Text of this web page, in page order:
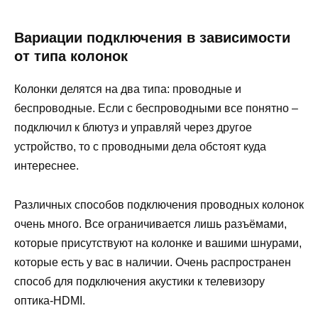
Вариации подключения в зависимости
от типа колонок
Колонки делятся на два типа: проводные и
беспроводные. Если с беспроводными все понятно –
подключил к блютуз и управляй через другое
устройство, то с проводными дела обстоят куда
интереснее.
Различных способов подключения проводных колонок
очень много. Все ограничивается лишь разъёмами,
которые присутствуют на колонке и вашими шнурами,
которые есть у вас в наличии. Очень распространен
способ для подключения акустики к телевизору
оптика-HDMI.